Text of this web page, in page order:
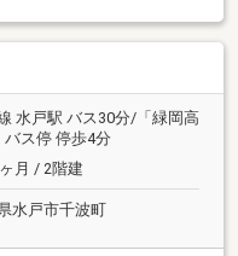
水戸駅 バス30分/「緑岡高
バス停 停歩4分
月 / 2階建
水戸市千波町